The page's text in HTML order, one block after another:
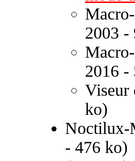
2003 -
2016 -
Viseur
ko)
Noctilux-
- 476 ko)